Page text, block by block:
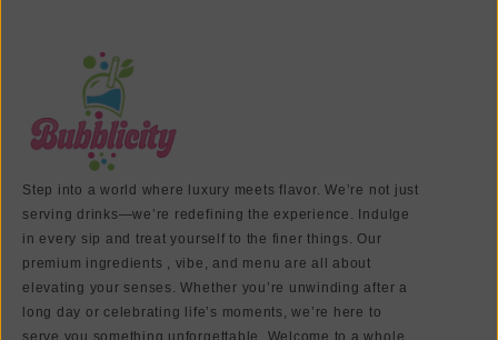
Step into a world where luxury meets flavor. We’re not just
serving drinks—we’re redefining the experience. Indulge
in every sip and treat yourself to the finer things. Our
premium ingredients , vibe, and menu are all about
elevating your senses. Whether you’re unwinding after a
long day or celebrating life’s moments, we’re here to